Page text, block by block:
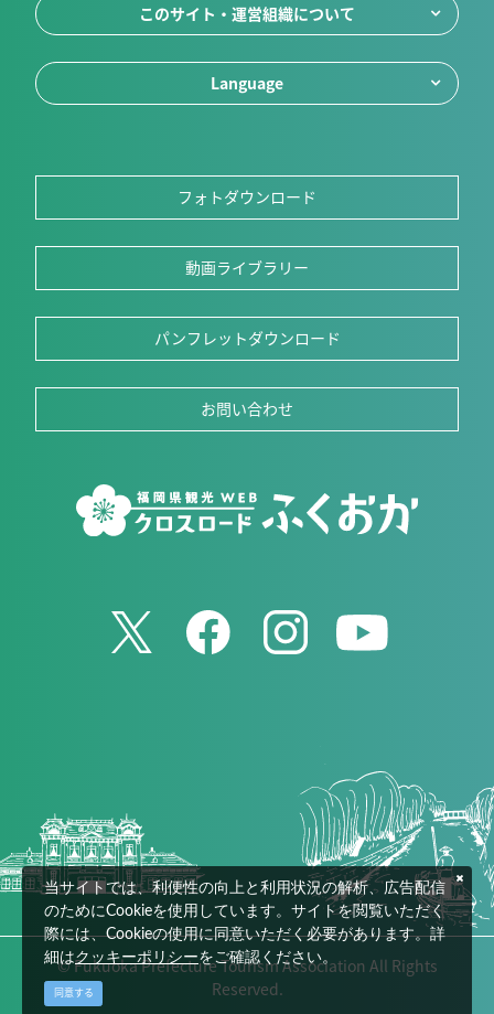
このサイト・運営組織について
Language
フォトダウンロード
動画ライブラリー
パンフレットダウンロード
お問い合わせ
© Fukuoka Prefecture Tourism Association All Rights
Reserved.
当サイトでは、利便性の向上と利用状況の解析、広告配信
のためにCookieを使用しています。サイトを閲覧いただく
際には、Cookieの使用に同意いただく必要があります。詳
細はクッキーポリシーをご確認ください。
同意する